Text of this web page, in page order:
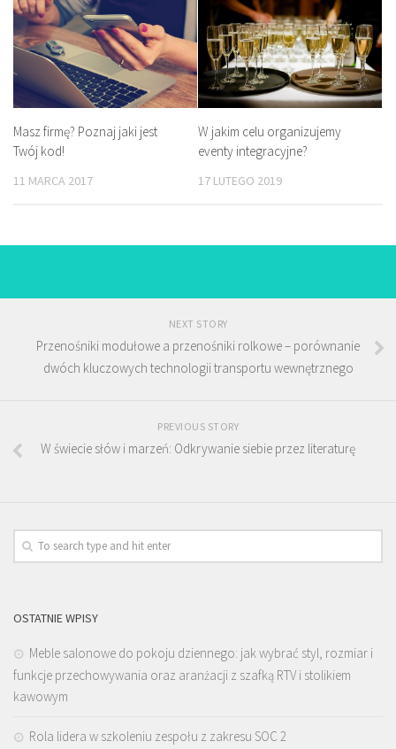
Masz firmę? Poznaj jaki jest
Twój kod!
11 MARCA 2017
W jakim celu organizujemy
eventy integracyjne?
17 LUTEGO 2019
NEXT STORY
Przenośniki modułowe a przenośniki rolkowe – porównanie
dwóch kluczowych technologii transportu wewnętrznego
PREVIOUS STORY
W świecie słów i marzeń: Odkrywanie siebie przez literaturę
OSTATNIE WPISY
Meble salonowe do pokoju dziennego: jak wybrać styl, rozmiar i
funkcje przechowywania oraz aranżacji z szafką RTV i stolikiem
kawowym
Rola lidera w szkoleniu zespołu z zakresu SOC 2